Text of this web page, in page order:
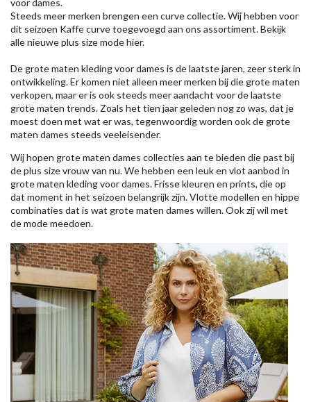
voor dames.
Steeds meer merken brengen een curve collectie. Wij hebben voor
dit seizoen Kaffecurve toegevoegd aan ons assortiment. Bekijk
alle nieuweplus size modehier.
De grote maten kleding voor dames is de laatste jaren, zeer sterk in
ontwikkeling. Er komen niet alleen meer merken bij die grote maten
verkopen, maar er is ook steeds meer aandacht voor de laatste
grote maten trends. Zoals het tien jaar geleden nog zo was, dat je
moest doen met wat er was, tegenwoordig worden ook de grote
maten dames steeds veeleisender.
Wij hopen grote maten dames collecties aan te bieden die past bij
de plus size vrouw van nu. We hebben een leuk en vlot aanbod in
grote maten kleding voor dames. Frisse kleuren en prints, die op
dat moment in het seizoen belangrijk zijn. Vlotte modellen en hippe
combinaties dat is wat grote maten dames willen. Ook zij wil met
de mode meedoen.